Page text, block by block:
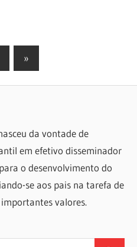
Next
»
da vontade de
em efetivo disseminador
o desenvolvimento do
se aos pais na tarefa de
valores.